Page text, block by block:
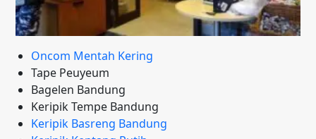
Oncom Mentah Kering
Tape Peuyeum
Bagelen Bandung
Keripik Tempe Bandung
Keripik Basreng Bandung